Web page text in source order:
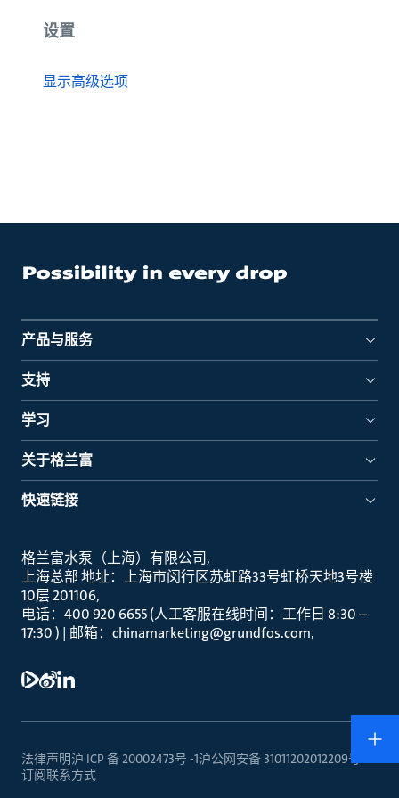
设置
显示高级选项
产品与服务
支持
学习
关于格兰富
快速链接
格兰富水泵（上海）有限公司
上海总部 地址：上海市闵行区苏虹路33号虹桥天地3号楼
10层 201106
电话：400 920 6655 (人工客服在线时间：工作日 8:30 –
17:30 ) | 邮箱：chinamarketing@grundfos.com
法律声明沪 ICP 备 20002473号 -1沪公网安备 31011202012209号
订阅联系方式